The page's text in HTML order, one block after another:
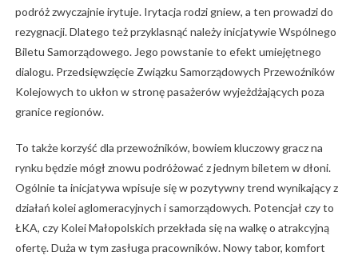
podróż zwyczajnie irytuje. Irytacja rodzi gniew, a ten prowadzi do
rezygnacji. Dlatego też przyklasnąć należy inicjatywie Wspólnego
Biletu Samorządowego. Jego powstanie to efekt umiejętnego
dialogu. Przedsięwzięcie Związku Samorządowych Przewoźników
Kolejowych to ukłon w stronę pasażerów wyjeżdżających poza
granice regionów.
To także korzyść dla przewoźników, bowiem kluczowy gracz na
rynku będzie mógł znowu podróżować z jednym biletem w dłoni.
Ogólnie ta inicjatywa wpisuje się w pozytywny trend wynikający z
działań kolei aglomeracyjnych i samorządowych. Potencjał czy to
ŁKA, czy Kolei Małopolskich przekłada się na walkę o atrakcyjną
ofertę. Duża w tym zasługa pracowników. Nowy tabor, komfort